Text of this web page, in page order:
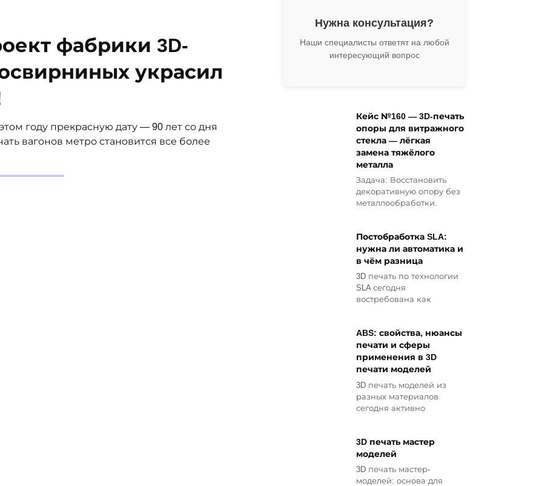
фабрики 3D-
украсил
году прекрасную дату — 90 лет со дня
вагонов метро становится все более
Нужна консультация?
Наши специалисты ответят на любой
интересующий вопрос
Кейс №160 — 3D-печать
опоры для витражного
стекла — лёгкая
замена тяжёлого
металла
Задача: Восстановить
декоративную опору без
металлообработки.
Постобработка SLA:
нужна ли автоматика и
в чём разница
3D печать по технологии
SLA сегодня
востребована как
ABS: свойства, нюансы
печати и сферы
применения в 3D
печати моделей
3D печать моделей из
разных материалов
сегодня активно
3D печать мастер
моделей
3D печать мастер-
моделей: основа для